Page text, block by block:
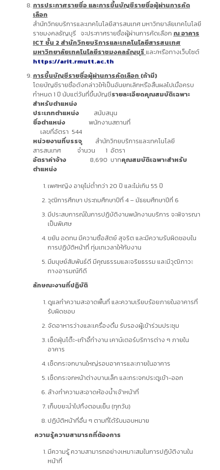
การประกาศรายชื่อ และการขึ้นบัญชีรายชื่อผู้ผ่านการคัด
เลือก
สำนักวิทยบริการและเทคโนโลยีสารสนเทศ มหาวิทยาลัยเทคโนโลยี
ราชมงคลธัญบุรี จะประกาศรายชื่อผู้ผ่านการคัดเลือก ณ อาคาร
ICT ชั้น 2 สำนักวิทยบริการและเทคโนโลยีสารสนเทศ
มหาวิทยาลัยเทคโนโลยีราชมงคลธัญบุรี และ/หรือทางเว็บไซต์
https://arit.rmutt.ac.th
การขึ้นบัญชีรายชื่อผู้ผ่านการคัดเลือก (ถ้ามี)
โดยบัญชีรายชื่อดังกล่าวให้เป็นอันยกเลิกหรือสิ้นผลไปเมื่อครบ
กำหนด 1 ปี นับแต่วันที่ขึ้นบัญชีรายละเอียดคุณสมบัติเฉพาะ
สำหรับตำแหน่ง
ประเภทตำแหน่ง
สนับสนุน
ชื่อตำแหน่ง
พนักงานสถานที่
เลขที่อัตรา 544
หน่วยงานที่บรรจุสำนักวิทยบริการและเทคโนโลยี
สารสนเทศ จำนวน 1 อัตรา
อัตราค่าจ้าง8,690 บาทคุณสมบัติเฉพาะสำหรับ
ตำแหน่ง
เพศหญิง อายุไม่ต่ำกว่า 20 ปี และไม่เกิน 55 ปี
วุฒิการศึกษา ประถมศึกษาปีที่ 4 – มัธยมศึกษาปีที่ 6
มีประสบการณ์ในการปฏิบัติงานพนักงานบริการ จะพิจารณา
เป็นพิเศษ
ขยัน อดทน มีความซื่อสัตย์ สุจริต และมีความรับผิดชอบใน
การปฏิบัติหน้าที่ ทุ่มเทเวลาให้กับงาน
มีมนุษย์สัมพันธ์ดี มีคุณธรรมและจริยธรรม และมีวุฒิภาวะ
ทางอารมณ์ทีดี
ลักษณะงานที่ปฏิบัติ
ดูแลทำความสะอาดพื้นที่ และความเรียบร้อยภายในอาคารที่
รับผิดชอบ
จัดอาหารว่างและเครื่องดื่ม รับรองผู้เข้าร่วมประชุม
เช็ดฝุ่นโต๊ะ-เก้าอี้ทำงาน เคาน์เตอร์บริการต่าง ๆ ภายใน
อาคาร
เช็ดกระจกบานใหญ่รอบอาคารและภายในอาคาร
เช็ดกระจกหน้าต่างบานเล็ก และกระจกประตูเข้า-ออก
ล้างทำความสะอาดห้องน้ำเจ้าหน้าที่
เก็บขยะนำไปทิ้งตอนเย็น (ทุกวัน)
ปฏิบัติหน้าที่อื่น ๆ ตามที่ได้รับมอบหมาย
ความรู้ความสามารถที่ต้องการ
มีความรู้ ความสามารถอย่างเหมาะสมในการปฏิบัติงานใน
หน้าที่